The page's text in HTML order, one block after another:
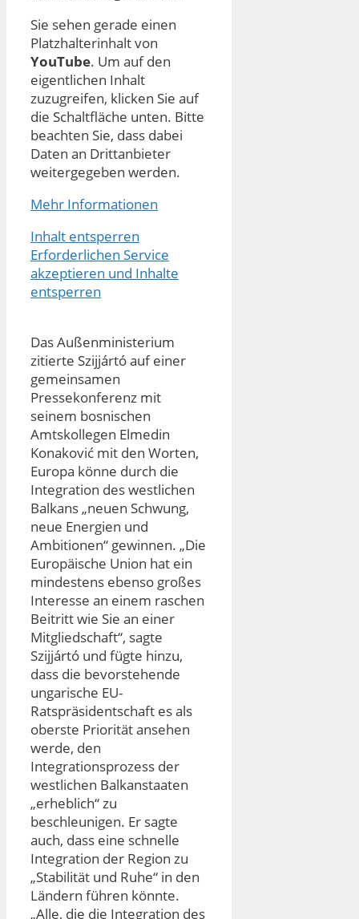
Sie sehen gerade einen
Platzhalterinhalt von
YouTube. Um auf den
eigentlichen Inhalt
zuzugreifen, klicken Sie auf
die Schaltfläche unten. Bitte
beachten Sie, dass dabei
Daten an Drittanbieter
weitergegeben werden.
Mehr Informationen
Inhalt entsperren
Erforderlichen Service
akzeptieren und Inhalte
entsperren
Das Außenministerium
zitierte Szijjártó auf einer
gemeinsamen
Pressekonferenz mit
seinem bosnischen
Amtskollegen Elmedin
Konaković mit den Worten,
Europa könne durch die
Integration des westlichen
Balkans „neuen Schwung,
neue Energien und
Ambitionen“ gewinnen. „Die
Europäische Union hat ein
mindestens ebenso großes
Interesse an einem raschen
Beitritt wie Sie an einer
Mitgliedschaft“, sagte
Szijjártó und fügte hinzu,
dass die bevorstehende
ungarische EU-
Ratspräsidentschaft es als
oberste Priorität ansehen
werde, den
Integrationsprozess der
westlichen Balkanstaaten
„erheblich“ zu
beschleunigen. Er sagte
auch, dass eine schnelle
Integration der Region zu
„Stabilität und Ruhe“ in den
Ländern führen könnte.
„Alle, die die Integration des